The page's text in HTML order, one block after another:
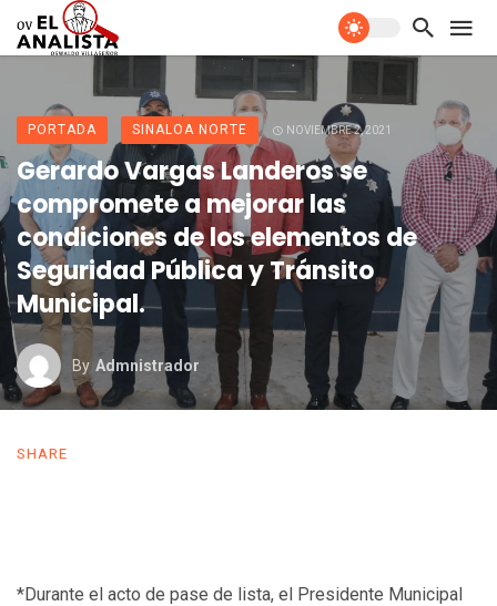
PORTADA SINALOA NORTE NOVIEMBRE 2, 2021
Gerardo Vargas Landeros se
compromete a mejorar las
condiciones de los elementos de
Seguridad Pública y Tránsito
Municipal.
By Admnistrador
SHARE
*Durante el acto de pase de lista, el Presidente Municipal